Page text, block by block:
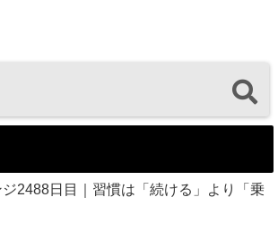
2488日目｜習慣は「続ける」より「乗